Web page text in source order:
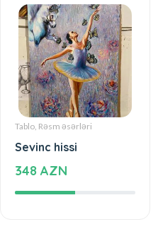
Tablo, Rəsm əsərləri
Sevinc hissi
348 AZN